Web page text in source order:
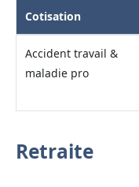
Cotisation
Accident travail &
maladie pro
Retraite